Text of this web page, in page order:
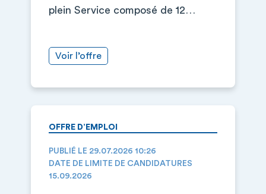
plein Service composé de 12…
Voir l’offre
OFFRE D’EMPLOI
PUBLIÉ LE 29.07.2026 10:26
DATE DE LIMITE DE CANDIDATURES
15.09.2026